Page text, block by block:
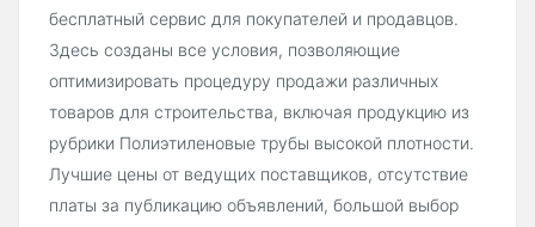
бесплатный сервис для покупателей и продавцов.
Здесь созданы все условия, позволяющие
оптимизировать процедуру продажи различных
товаров для строительства, включая продукцию из
рубрики Полиэтиленовые трубы высокой плотности.
Лучшие цены от ведущих поставщиков, отсутствие
платы за публикацию объявлений, большой выбор